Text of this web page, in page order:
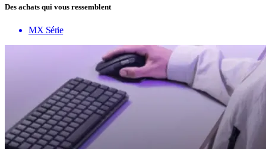
Des achats qui vous ressemblent
MX Série